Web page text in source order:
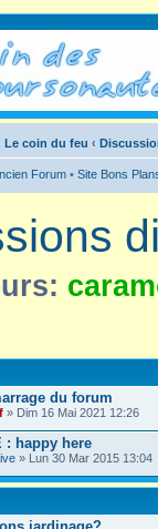
Le coin du feu ‹
Forum • Site Bons
du forum
» Dim 16 Mai 2021 12:26
: happy here
» Lun 30 Mar 2015 13:04
jardinage?